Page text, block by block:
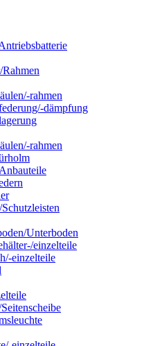
rahmen
dämpfung
rahmen
Unterboden
einzelteile
einzelteile